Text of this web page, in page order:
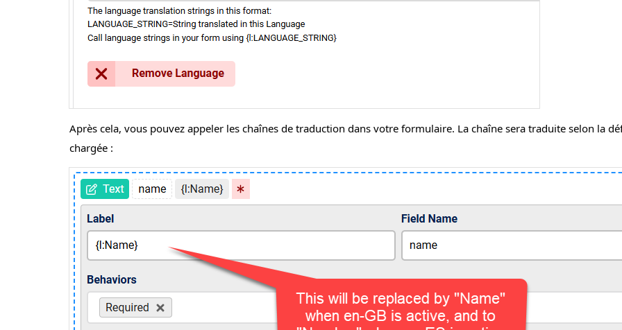
Après cela, vous pouvez appeler les chaînes de traduction dans votre formulaire. La chaîne sera traduite selon la
chargée :